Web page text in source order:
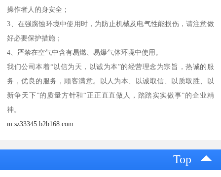
操作者人的身安全；
3、在强腐蚀环境中使用时，为防止机械及电气性能损伤，请注意做
好必要保护措施；
4、严禁在空气中含有易燃、易爆气体环境中使用。
我们公司本着“以信为天，以诚为本”的经营理念为宗旨，热诚的服
务，优良的服务，顾客满意。以人为本、以诚取信、以质取胜、以
新争天下”的质量方针和“正正直直做人，踏踏实实做事”的企业精
神。
m.sz33345.b2b168.com
Top